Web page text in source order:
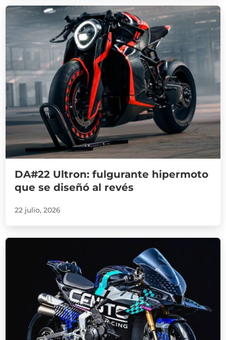
DA#22 Ultron: fulgurante hipermoto
que se diseñó al revés
22 julio, 2026